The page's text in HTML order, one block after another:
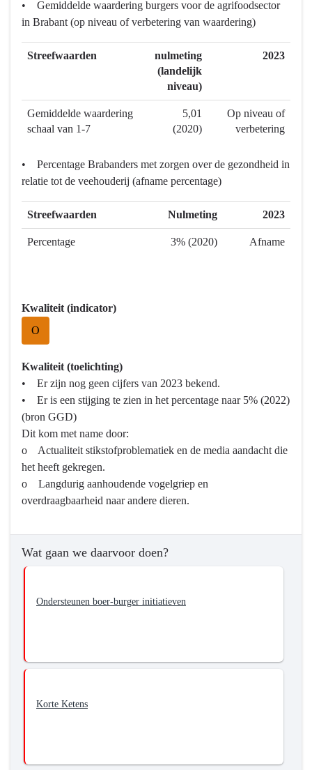
navigatie
Programma
voedsel
willen
we
Versterken
gemeenschapsinclusief
• Gemiddelde waardering burgers voor de agrifoodsector
in Brabant (op niveau of verbetering van waardering)
Streefwaarden
nulmeting
(landelijk
niveau)
2023
Gemiddelde waardering
schaal van 1-7
5,01
(2020)
Op niveau of
verbetering
• Percentage Brabanders met zorgen over de gezondheid in
relatie tot de veehouderij (afname percentage)
Streefwaarden Nulmeting 2023
Percentage 3% (2020) Afname
Kwaliteit (indicator)
O
Kwaliteit (toelichting)
• Er zijn nog geen cijfers van 2023 bekend.
• Er is een stijging te zien in het percentage naar 5% (2022)
(bron GGD)
Dit kom met name door:
o Actualiteit stikstofproblematiek en de media aandacht die
het heeft gekregen.
o Langdurig aanhoudende vogelgriep en
overdraagbaarheid naar andere dieren.
Wat gaan we daarvoor doen?
Ondersteunen boer-burger initiatieven
Korte Ketens